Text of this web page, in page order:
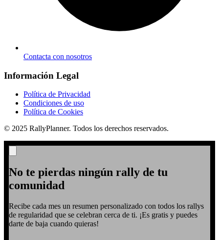
Contacta con nosotros
Información Legal
Política de Privacidad
Condiciones de uso
Política de Cookies
© 2025 RallyPlanner. Todos los derechos reservados.
No te pierdas ningún rally de tu
comunidad
Recibe cada mes un resumen personalizado con todos los rallys
de regularidad que se celebran cerca de ti. ¡Es gratis y puedes
darte de baja cuando quieras!